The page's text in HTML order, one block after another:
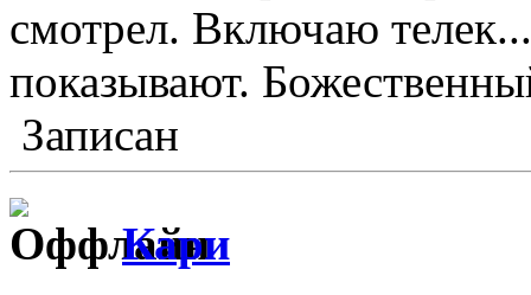
смотрел. Включаю
показывают.
Записан
Кари